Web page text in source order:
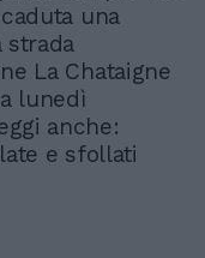
una
strada
La Chataigne
lunedì
anche:
e sfollati